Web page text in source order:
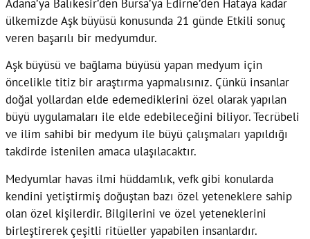
Adana’ya Balıkesir’den Bursa’ya Edirne’den Hataya kadar
ülkemizde Aşk büyüsü konusunda 21 günde Etkili sonuç
veren başarılı bir medyumdur.
Aşk büyüsü ve bağlama büyüsü yapan medyum için
öncelikle titiz bir araştırma yapmalısınız. Çünkü insanlar
doğal yollardan elde edemediklerini özel olarak yapılan
büyü uygulamaları ile elde edebileceğini biliyor. Tecrübeli
ve ilim sahibi bir medyum ile büyü çalışmaları yapıldığı
takdirde istenilen amaca ulaşılacaktır.
Medyumlar havas ilmi hüddamlık, vefk gibi konularda
kendini yetiştirmiş doğuştan bazı özel yeteneklere sahip
olan özel kişilerdir. Bilgilerini ve özel yeteneklerini
birleştirerek çeşitli ritüeller yapabilen insanlardır.